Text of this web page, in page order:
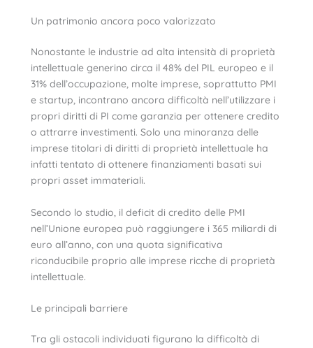
Un patrimonio ancora poco valorizzato
Nonostante le industrie ad alta intensità di proprietà
intellettuale generino circa il 48% del PIL europeo e il
31% dell’occupazione, molte imprese, soprattutto PMI
e startup, incontrano ancora difficoltà nell’utilizzare i
propri diritti di PI come garanzia per ottenere credito
o attrarre investimenti. Solo una minoranza delle
imprese titolari di diritti di proprietà intellettuale ha
infatti tentato di ottenere finanziamenti basati sui
propri asset immateriali.
Secondo lo studio, il deficit di credito delle PMI
nell’Unione europea può raggiungere i 365 miliardi di
euro all’anno, con una quota significativa
riconducibile proprio alle imprese ricche di proprietà
intellettuale.
Le principali barriere
Tra gli ostacoli individuati figurano la difficoltà di